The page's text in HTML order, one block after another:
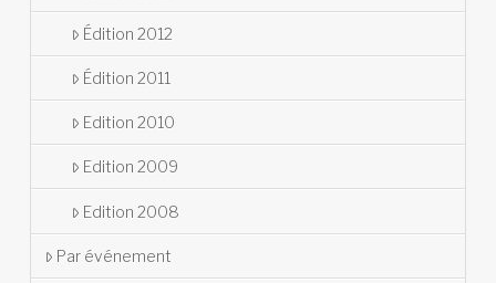
Édition 2012
Édition 2011
Edition 2010
Edition 2009
Edition 2008
Par événement